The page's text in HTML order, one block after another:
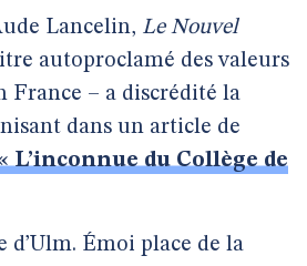
Lancelin, Le Nouvel
autoproclamé des valeurs
France – a discrédité la
dans un article de
L’inconnue du Collège de
d’Ulm. Émoi place de la